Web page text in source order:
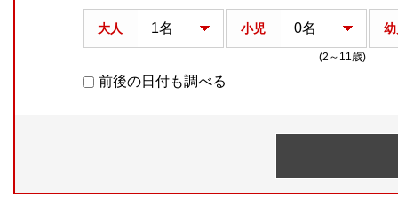
大人 小児
(2～11歳)
前後の日付も調べる